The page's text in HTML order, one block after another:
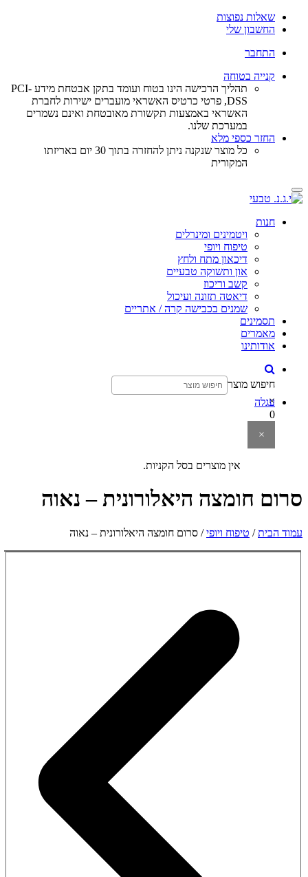
שאלות נפוצות
החשבון שלי
התחבר
קנייה בטוחה
תהליך הרכישה הינו בטוח ועומד בתקן אבטחת מידע PCI-
DSS, פרטי כרטיס האשראי מועברים ישירות לחברת
האשראי באמצעות תקשורת מאובטחת ואינם נשמרים
במערכת שלנו.
החזר כספי מלא
כל מוצר שנקנה ניתן להחזרה בתוך 30 יום באריזתו
המקורית
Toggle
navigation
חנות
ויטמינים ומינרלים
טיפוח ויופי
דיכאון מתח ולחץ
און ותשוקה טבעיים
קשב וריכוז
דיאטה תזונה ועיכול
שמנים בכבישה קרה / אתריים
תסמינים
מאמרים
אודותינו
חיפוש מוצר
×
עגלה
0
×
אין מוצרים בסל הקניות.
סרום חומצה היאלורונית – נאוה
עמוד הבית/ טיפוח ויופי/ סרום חומצה היאלורונית – נאוה